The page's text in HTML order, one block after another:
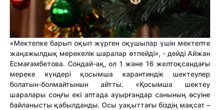
«Мектепке барып оқып жүрген оқушылар үшін мектепте
жаңажылдық мерекелік шаралар өтпейді», - дейді Айжан
Есмағамбетова. Сондай-ақ, ол 1 және 16 желтоқсандағы
мереке күндері қосымша карантиндік шектеулер
болатын-болмайтынын айтты. «Қосымша шектеу
шаралары соңғы екі аптада ауырғандар санының өсуіне
байланысты қабылданды. Осы уақыттағы біздің мақсат –